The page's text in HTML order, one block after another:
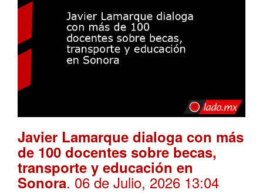
Javier Lamarque dialoga con más
de 100 docentes sobre becas,
transporte y educación en
Sonora. 06 de Julio, 2026 13:04